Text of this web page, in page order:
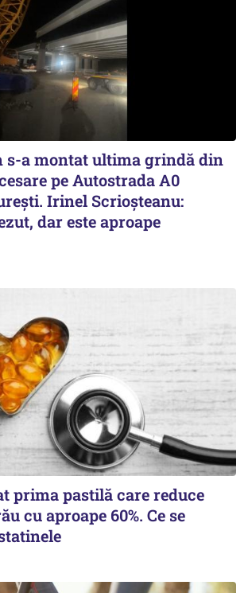
s-a montat ultima grindă din
pe Autostrada A0
Irinel Scrioșteanu:
dar este aproape
prima pastilă care reduce
cu aproape 60%. Ce se